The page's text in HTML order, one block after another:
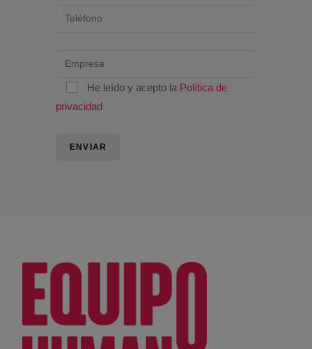
He leído y acepto la Política de
privacidad